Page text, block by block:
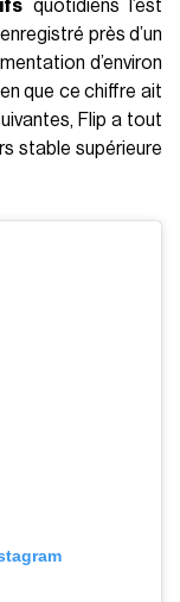
quotidiens l’est
près d’un
d’environ
que ce chiffre ait
Flip a tout
stable supérieure